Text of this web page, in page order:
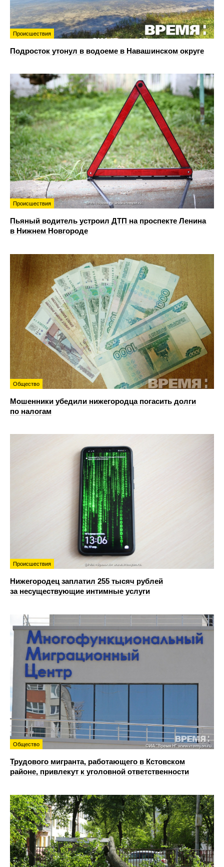
Происшествия
Подросток утонул в водоеме в Навашинском округе
Происшествия
Пьяный водитель устроил ДТП на проспекте Ленина
в Нижнем Новгороде
Общество
Мошенники убедили нижегородца погасить долги
по налогам
Происшествия
Нижегородец заплатил 255 тысяч рублей
за несуществующие интимные услуги
Общество
Трудового мигранта, работающего в Кстовском
районе, привлекут к уголовной ответственности